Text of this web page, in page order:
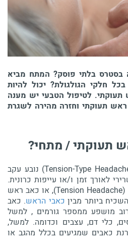
בסטרס בלתי פוסק? המתח מביא
חלקי הגולגולת? יכול להיות
לטיפול הטבעי יש מענה
תעוקתי וחזרה מהירה לשגרת
תעוקתי / מתחי?
כאב ראש תעוקתי/מתחי (Tension-Type Headache) נובע עקב
לאורך זמן ו/או עייפות כרונית.
הוא מוכר ככאב ראש מתחי (Tension Headache), או כאב ראש
ביותר מבין כאבי הראש. כאב
מושפע ממספר גורמים , למשל
כלי דם, עצבים וכדומה. למשל,
כאבים שמגיעים בכלל מהגב או